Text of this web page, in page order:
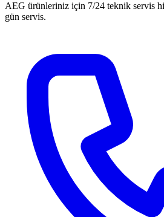
AEG ürünleriniz için 7/24 teknik servis
gün servis.